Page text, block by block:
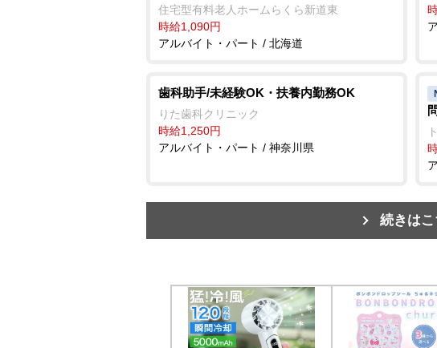
住宅型有料老人ホームらくら新道東
時給1,090円
アルバイト・パート / 北海道
歯科助手/未経験OK・扶養内勤務OK
りた歯科クリニック
時給1,250円
アルバイト・パート / 神奈川県
問
続きはこ